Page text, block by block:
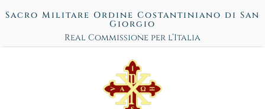
Sacro Militare Ordine Costantiniano di San
Giorgio
Real Commissione per l’Italia